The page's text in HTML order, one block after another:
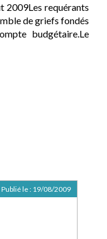
2009Les requérants
de griefs fondés
budgétaire.Le
Publié le : 19/08/2009